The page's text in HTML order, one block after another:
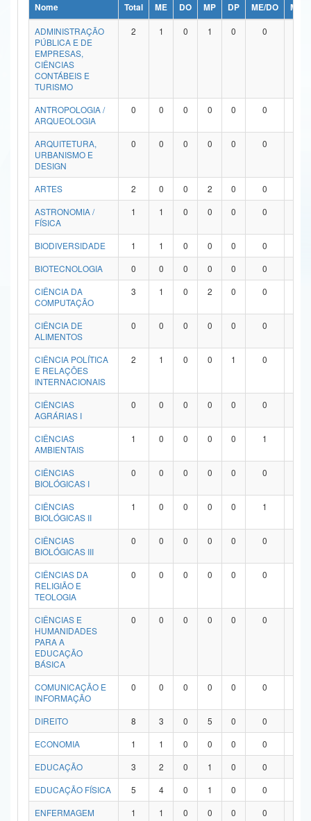
Ministério da Ciência, Tecnologia, Inovações e Comunicações
Ministério do Meio Ambiente
Ministério do Turismo
Ministério do Desenvolvimento Regional
Controladoria-Geral da União
Ministério da Mulher, da Família e dos Direitos Humanos
Secretaria de Governo
Advocacia-Geral da União
Banco Central do Brasil
Nome Total ME DO MP DP ME/DO
MP/
ADMINISTRAÇÃO
PÚBLICA E DE
EMPRESAS,
CIÊNCIAS
CONTÁBEIS E
TURISMO
2 1 0 1 0 0
ANTROPOLOGIA /
ARQUEOLOGIA
0 0 0 0 0 0
ARQUITETURA,
URBANISMO E
DESIGN
0 0 0 0 0 0
ARTES 2 0 0 2 0 0
ASTRONOMIA /
FÍSICA
1 1 0 0 0 0
BIODIVERSIDADE 1 1 0 0 0 0
BIOTECNOLOGIA
0 0 0 0 0 0
CIÊNCIA DA
COMPUTAÇÃO
3 1 0 2 0 0
CIÊNCIA DE
ALIMENTOS
0 0 0 0 0 0
CIÊNCIA POLÍTICA
E RELAÇÕES
INTERNACIONAIS
2 1 0 0 1 0
CIÊNCIAS
AGRÁRIAS I
0 0 0 0 0 0
CIÊNCIAS
AMBIENTAIS
1 0 0 0 0 1
CIÊNCIAS
BIOLÓGICAS I
0 0 0 0 0 0
CIÊNCIAS
BIOLÓGICAS II
1 0 0 0 0 1
CIÊNCIAS
BIOLÓGICAS III
0 0 0 0 0 0
CIÊNCIAS DA
RELIGIÃO E
TEOLOGIA
0 0 0 0 0 0
CIÊNCIAS E
HUMANIDADES
PARA A
EDUCAÇÃO
BÁSICA
0 0 0 0 0 0
COMUNICAÇÃO E
INFORMAÇÃO
0 0 0 0 0 0
DIREITO 8 3 0 5 0 0
ECONOMIA
1 1 0 0 0 0
EDUCAÇÃO
3 2 0 1 0 0
EDUCAÇÃO FÍSICA
5 4 0 1 0 0
ENFERMAGEM
1 1 0 0 0 0